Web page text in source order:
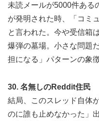
未読メールが5000件ある
が発明された時、「コミ
と言われた。今や受信箱
爆弾の墓場。小さな問題
担になる」パターンの象
30. 名無しのReddit住民
結局、このスレッド自体
のに誰も止めなかった」